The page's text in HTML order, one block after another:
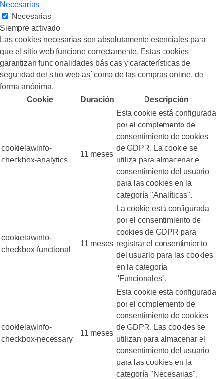
Necesarias
Necesarias
Siempre activado
Las cookies necesarias son absolutamente esenciales para
que el sitio web funcione correctamente. Estas cookies
garantizan funcionalidades básicas y características de
seguridad del sitio web así como de las compras online, de
forma anónima.
Cookie
Duración Descripción
cookielawinfo-
checkbox-analytics
11 meses
Esta cookie está configurada
por el complemento de
consentimiento de cookies
de GDPR. La cookie se
utiliza para almacenar el
consentimiento del usuario
para las cookies en la
categoría "Analíticas".
cookielawinfo-
checkbox-functional
11 meses
La cookie está configurada
por el consentimiento de
cookies de GDPR para
registrar el consentimiento
del usuario para las cookies
en la categoría
"Funcionales".
cookielawinfo-
checkbox-necessary
11 meses
Esta cookie está configurada
por el complemento de
consentimiento de cookies
de GDPR. Las cookies se
utilizan para almacenar el
consentimiento del usuario
para las cookies en la
categoría "Necesarias".